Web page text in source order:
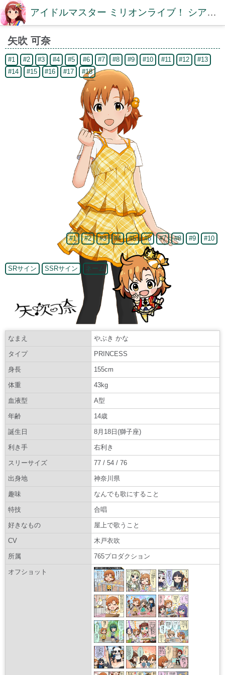
アイドルマスター ミリオンライブ！ シアターデイズDB【ミリシタDB】
矢吹 可奈
#1 #2 #3 #4 #5 #6 #7 #8 #9 #10 #11 #12
#13
#14
#15 #16 #17 #18
#1 #2 #3 #4 #5 #6 #7 #8 #9 #10
SRサイン SSRサイン ネーム
なまえ やぶき かな
タイプ PRINCESS
身長 155cm
体重 43kg
血液型 A型
年齢 14歳
誕生日 8月18日(獅子座)
利き手 右利き
スリーサイズ 77 / 54 / 76
出身地 神奈川県
趣味 なんでも歌にすること
特技 合唱
好きなもの 屋上で歌うこと
CV 木戸衣吹
所属 765プロダクション
オフショット